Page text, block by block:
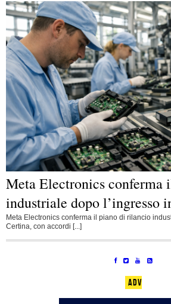
Meta Electronics conferma
industriale dopo l’ingresso
Meta Electronics conferma il piano di rilancio
Certina, con accordi [...]
ADV